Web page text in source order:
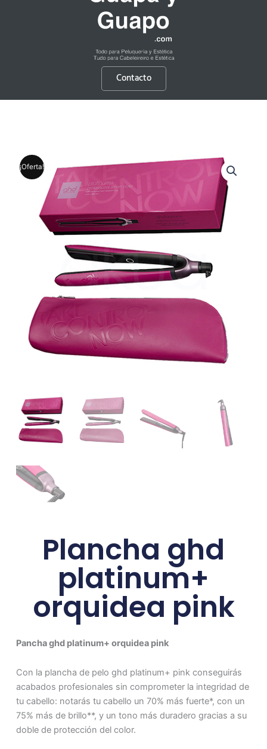
Contacto
¡Oferta!
Plancha ghd
platinum+
orquidea pink
Pancha ghd platinum+ orquidea pink
Con la plancha de pelo ghd platinum+ pink conseguirás
acabados profesionales sin comprometer la integridad de
tu cabello: notarás tu cabello un 70% más fuerte*, con un
75% más de brillo**, y un tono más duradero gracias a su
doble de protección del color.